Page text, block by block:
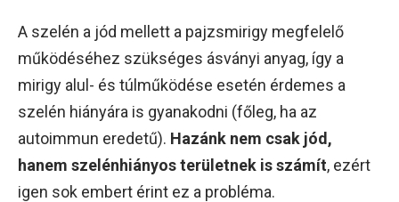
A szelén a jód mellett a pajzsmirigy megfelelő
működéséhez szükséges ásványi anyag, így a
mirigy alul- és túlműködése esetén érdemes a
szelén hiányára is gyanakodni (főleg, ha az
autoimmun eredetű). Hazánk nem csak jód,
hanem szelénhiányos területnek is számít, ezért
igen sok embert érint ez a probléma.